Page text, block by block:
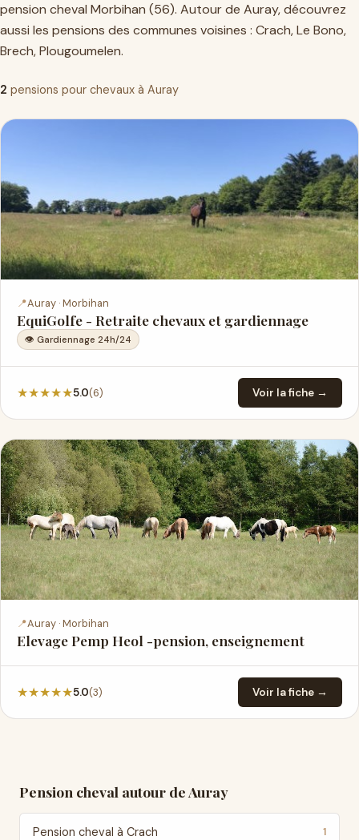
pension cheval Morbihan (56). Autour de Auray, découvrez
aussi les pensions des communes voisines : Crach,Le Bono,
Brech,Plougoumelen.
2 pensions pour chevaux à Auray
📍Auray · Morbihan
EquiGolfe - Retraite chevaux et gardiennage
👁 Gardiennage 24h/24
★★★★★5.0(6) Voir la fiche →
📍Auray · Morbihan
Elevage Pemp Heol -pension, enseignement
★★★★★5.0(3) Voir la fiche →
Pension cheval autour de Auray
Pension cheval à Crach 1